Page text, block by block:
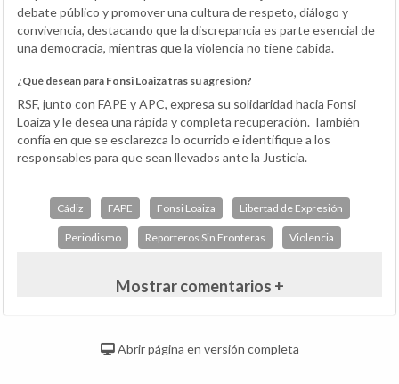
debate público y promover una cultura de respeto, diálogo y
convivencia, destacando que la discrepancia es parte esencial de
una democracia, mientras que la violencia no tiene cabida.
¿Qué desean para Fonsi Loaiza tras su agresión?
RSF, junto con FAPE y APC, expresa su solidaridad hacia Fonsi
Loaiza y le desea una rápida y completa recuperación. También
confía en que se esclarezca lo ocurrido e identifique a los
responsables para que sean llevados ante la Justicia.
Cádiz FAPE Fonsi Loaiza Libertad de Expresión
Periodismo Reporteros Sin Fronteras Violencia
Mostrar comentarios +
Abrir página en versión completa